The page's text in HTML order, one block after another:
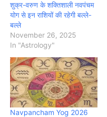
शुक्र-वरुण के शक्तिशाली नवपंचम
योग से इन राशियों की रहेगी बल्ले-
बल्ले
November 26, 2025
In "Astrology"
Navpancham Yog 2026